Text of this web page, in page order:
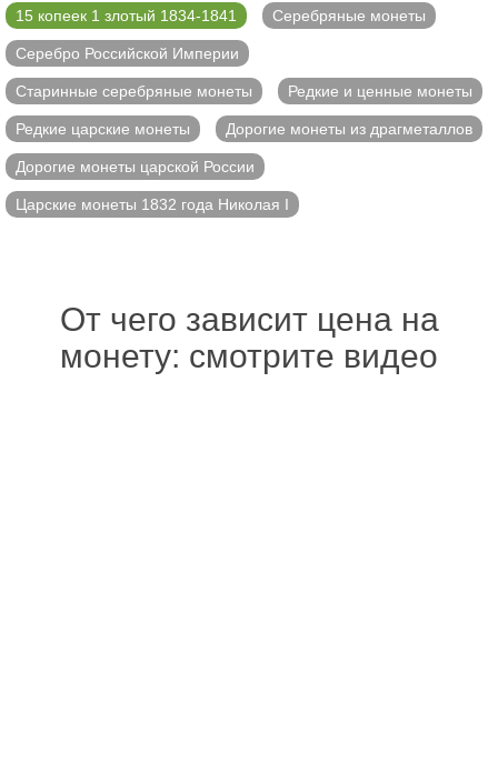
15 копеек 1 злотый 1834-1841 Серебряные монеты
Серебро Российской Империи
Старинные серебряные монеты Редкие и ценные монеты
Редкие царские монеты Дорогие монеты из драгметаллов
Дорогие монеты царской России
Царские монеты 1832 года Николая I
От чего зависит цена на
монету: смотрите видео